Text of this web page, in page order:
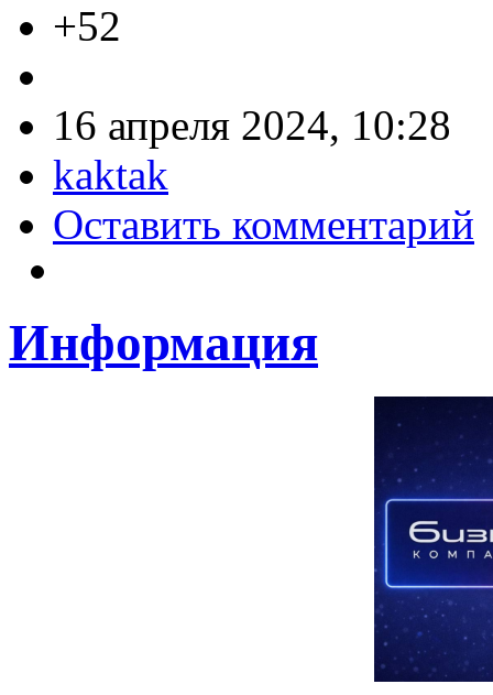
+52
16 апреля 2024, 10:28
kaktak
Оставить комментарий
Информация